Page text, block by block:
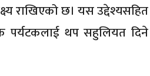
राखिएको छ। यस उद्देश्यसहित
पर्यटकलाई थप सहुलियत दिने